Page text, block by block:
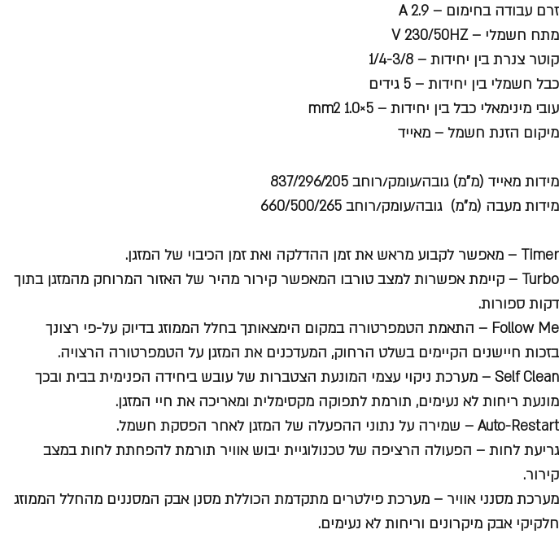
זרם עבודה בחימום – A 2.9
מתח חשמלי – V 230/50HZ
קוטר צנרת בין יחידות – 1/4-3/8
כבל חשמלי בין יחידות – 5 גידים
עובי מינימאלי כבל בין יחידות – mm2 1.0×5
מיקום הזנת חשמל – מאייד
מידות מאייד (מ”מ) גובה/עומק/רוחב 837/296/205
מידות מעבה (מ”מ) גובה/עומק/רוחב 660/500/265
Timer – מאפשר לקבוע מראש את זמן ההדלקה ואת זמן הכיבוי של המזגן.
Turbo – קיימת אפשרות למצב טורבו המאפשר קירור מהיר של האזור המרוחק מהמזגן בתוך
דקות ספורות.
Follow Me – התאמת הטמפרטורה במקום הימצאותך בחלל הממוזג בדיוק על-פי רצונך
בזכות חיישנים הקיימים בשלט הרחוק, המעדכנים את המזגן על הטמפרטורה הרצויה.
Self Clean – מערכת ניקוי עצמי המונעת הצטברות של עובש ביחידה הפנימית בבית ובכך
מונעת ריחות לא נעימים, תורמת לתפוקה מקסימלית ומאריכה את חיי המזגן.
Auto-Restart – שמירה על נתוני ההפעלה של המזגן לאחר הפסקת חשמל.
גריעת לחות – הפעולה הרציפה של טכנולוגיית יבוש אוויר תורמת להפחתת לחות במצב
קירור.
מערכת מסנני אוויר – מערכת פילטרים מתקדמת הכוללת מסנן אבק המסננים מהחלל הממוזג
חלקיקי אבק מיקרונים וריחות לא נעימים.